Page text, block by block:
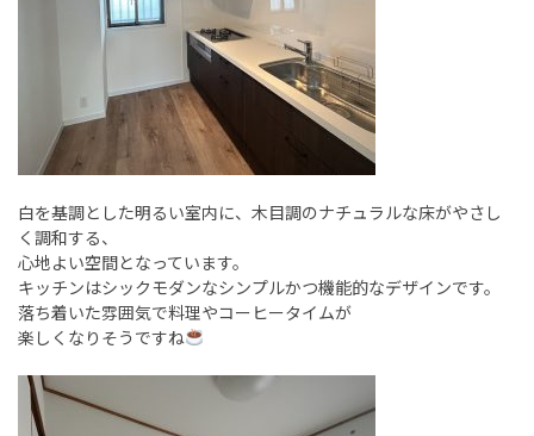
白を基調とした明るい室内に、木目調のナチュラルな床がやさし
く調和する、
心地よい空間となっています。
キッチンはシックモダンなシンプルかつ機能的なデザインです。
落ち着いた雰囲気で料理やコーヒータイムが
楽しくなりそうですね